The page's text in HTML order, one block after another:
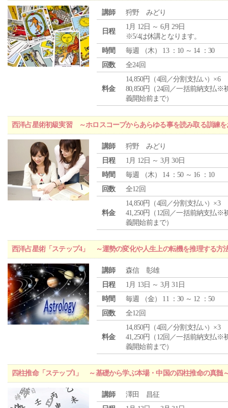
講師 狩野 みどり
日程
1月 12日 ～ 6月 29日
※5/4は休講となります。
時間
毎週 （木） 13 ：10 ～ 14 ：30
回数
全24回
料金
14,850円（4回／分割支払い）×6
80,850円（24回／一括前納支払※
義開始前まで）
西洋占星術初級実習 ～ホロスコープからあらゆる事を読み取る訓練を
講師
狩野 みどり
日程
1月 12日 ～ 3月 30日
時間
毎週 （木） 14 ：50 ～ 16 ：10
回数
全12回
料金
14,850円（4回／分割支払い）×3
41,250円（12回／一括前納支払※
義開始前まで）
西洋占星術「ステップ4」 ～運勢の変化や人生上の転機を推理する方
講師
森信 彰雄
日程
1月 13日 ～ 3月 31日
時間
毎週 （金） 11 ：30 ～ 12 ：50
回数
全12回
料金
14,850円（4回／分割支払い）×3
41,250円（12回／一括前納支払※
義開始前まで）
四柱推命「ステップ1」 ～基礎から学ぶ本場・中国の四柱推命の真髄
講師
澤田 昌征